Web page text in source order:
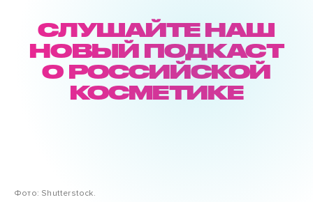
СЛУШАЙТЕ НАШ
НОВЫЙ ПОДКАСТ
О РОССИЙСКОЙ
КОСМЕТИКЕ
Фото: Shutterstock.